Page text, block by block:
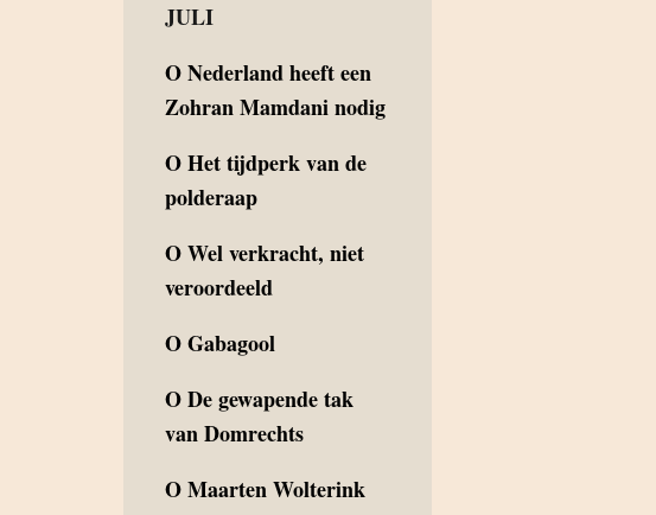
JULI
ONederland heeft een
Zohran Mamdani nodig
OHet tijdperk van de
polderaap
OWel verkracht, niet
veroordeeld
OGabagool
ODe gewapende tak
van Domrechts
OMaarten Wolterink